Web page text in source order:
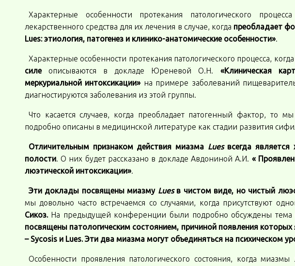
Характерные особенности протекания патологического
лекарственного средства для их лечения в случае, когда преобладает
Lues: этиология, патогенез и клинико-анатомические особенности».
Характерные особенности протекания патологического процесса, когда
силеописываются в докладе Юреневой О.Н. «Клиническая
меркуриальной интоксикации» на примере заболеваний
диагностируются заболевания из этой группы.
Что касается случаев, когда преобладает патогенный фактор, то
подробно описаны в медицинской литературе как стадии развития
Отличительным признаком действия миазма Luesвсегда является
полости. О них будет рассказано в докладе Авдониной А.И. «
люэтической интоксикации».
Эти доклады посвящены миазму Luesв чистом виде, но чистый
мы довольно часто встречаемся со случаями, когда присутствуют
Сикоз.На предыдущей конференции были подробно обсуждены тема
посвящены патологическим состоянием, причиной появления
– Sycosis и Lues. Эти два миазма могут объединяться на психическом
Особенности проявления патологического состояния, когда миазмы